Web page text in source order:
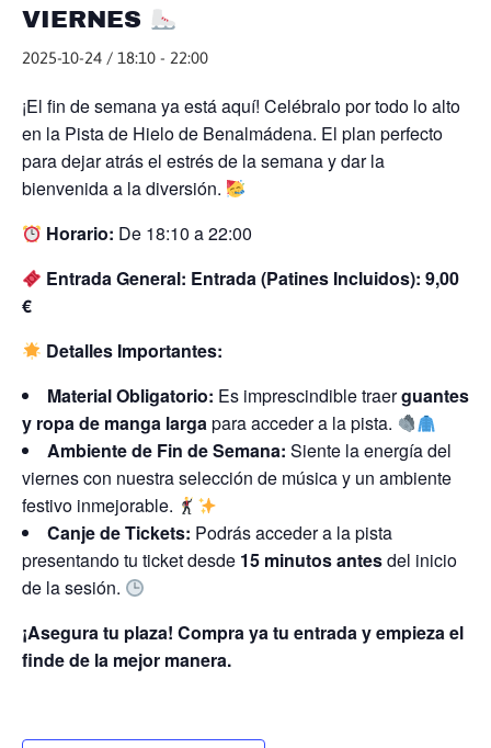
VIERNES
2025-10-24 / 18:10 - 22:00
¡El fin de semana ya está aquí! Celébralo por todo lo alto
en la Pista de Hielo de Benalmádena. El plan perfecto
para dejar atrás el estrés de la semana y dar la
bienvenida a la diversión.
Horario: De 18:10 a 22:00
Entrada General: Entrada (Patines Incluidos): 9,00
€
Detalles Importantes:
Material Obligatorio: Es imprescindible traerguantes
y ropa de manga largapara acceder a la pista.
Ambiente de Fin de Semana: Siente la energía del
viernes con nuestra selección de música y un ambiente
festivo inmejorable.
Canje de Tickets: Podrás acceder a la pista
presentando tu ticket desde 15 minutos antesdel inicio
de la sesión.
¡Asegura tu plaza! Compra ya tu entrada y empieza el
finde de la mejor manera.